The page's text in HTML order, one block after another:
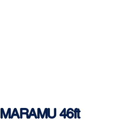
MARAMU 46ft